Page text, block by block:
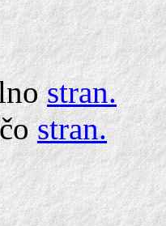
stran.
stran.